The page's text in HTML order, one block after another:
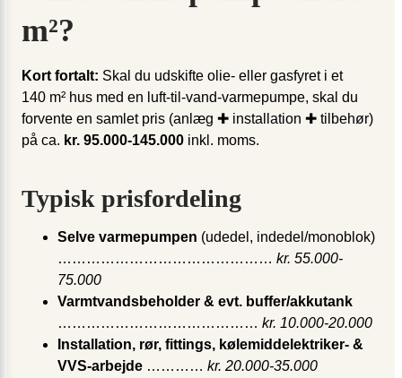
m²?
Kort fortalt: Skal du udskifte olie- eller gasfyret i et
140 m² hus med en luft-til-vand-varmepumpe, skal du
forvente en samlet pris (anlæg ✚ installation ✚ tilbehør)
på ca. kr. 95.000-145.000 inkl. moms.
Typisk prisfordeling
Selve varmepumpen (udedel, indedel/monoblok)
……………………………………… kr. 55.000-
75.000
Varmtvandsbeholder & evt. buffer/akkutank
…………………………………… kr. 10.000-20.000
Installation, rør, fittings, kølemiddelektriker- &
VVS-arbejde ………… kr. 20.000-35.000